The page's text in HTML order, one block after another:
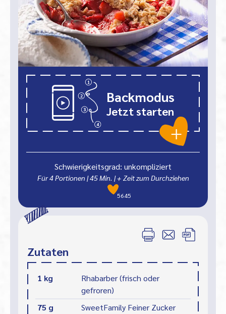
Backmodus
Jetzt starten
Schwierigkeitsgrad: unkompliziert
Für 4 Portionen |45Min. | + Zeit zum Durchziehen
5645
Zutaten
1 kg
Rhabarber (frisch oder
gefroren)
75 g
SweetFamily Feiner Zucker